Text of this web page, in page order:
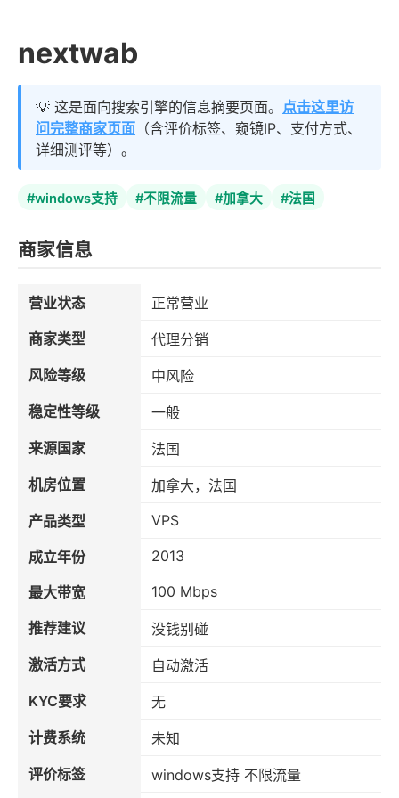
nextwab
💡 这是面向搜索引擎的信息摘要页面。 点击这里访
问完整商家页面 （含评价标签、窥镜IP、支付方式、
详细测评等）。
#windows支持 #不限流量 #加拿大 #法国
商家信息
营业状态
正常营业
商家类型
代理分销
风险等级
中风险
稳定性等级
一般
来源国家
法国
机房位置
加拿大，法国
产品类型
VPS
成立年份 2013
最大带宽 100 Mbps
推荐建议
没钱别碰
激活方式
自动激活
KYC要求
无
计费系统
未知
评价标签
windows支持 不限流量